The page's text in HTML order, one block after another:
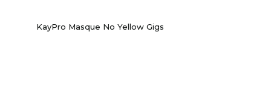
KayPro Masque No Yellow Gigs